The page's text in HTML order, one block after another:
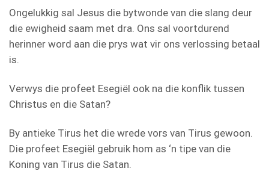
Ongelukkig sal Jesus die bytwonde van die slang deur
die ewigheid saam met dra. Ons sal voortdurend
herinner word aan die prys wat vir ons verlossing betaal
is.
Verwys die profeet Esegiël ook na die konflik tussen
Christus en die Satan?
By antieke Tirus het die wrede vors van Tirus gewoon.
Die profeet Esegiël gebruik hom as ‘n tipe van die
Koning van Tirus die Satan.